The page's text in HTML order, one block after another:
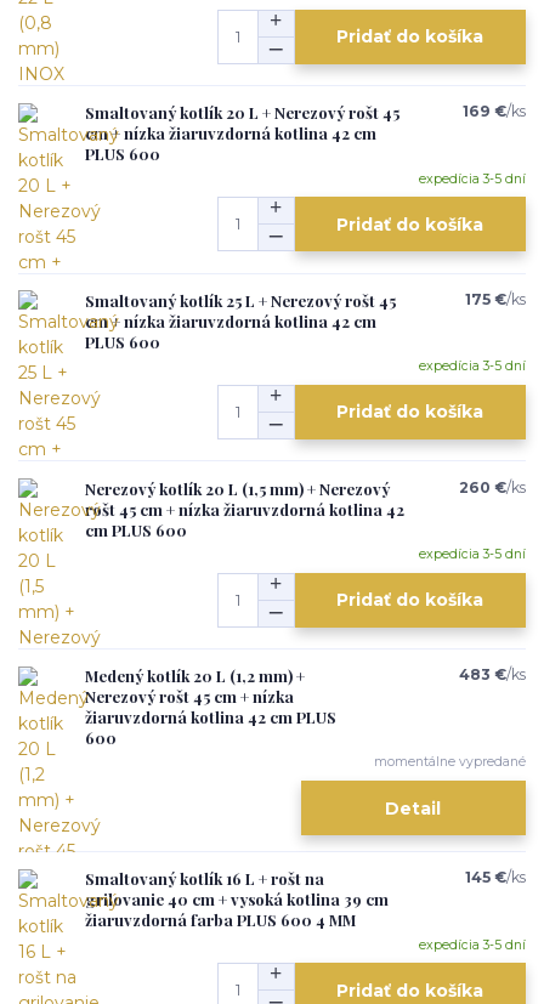
Pridať do košíka
Smaltovaný kotlík 20 L + Nerezový rošt 45
cm + nízka žiaruvzdorná kotlina 42 cm
PLUS 600
169 €/ks
expedícia 3-5 dní
Pridať do košíka
Smaltovaný kotlík 25 L + Nerezový rošt 45
cm + nízka žiaruvzdorná kotlina 42 cm
PLUS 600
175 €/ks
expedícia 3-5 dní
Pridať do košíka
Nerezový kotlík 20 L (1,5 mm) + Nerezový
rošt 45 cm + nízka žiaruvzdorná kotlina 42
cm PLUS 600
260 €/ks
expedícia 3-5 dní
Pridať do košíka
Medený kotlík 20 L (1,2 mm) +
Nerezový rošt 45 cm + nízka
žiaruvzdorná kotlina 42 cm PLUS
600
483 €/ks
momentálne vypredané
Detail
Smaltovaný kotlík 16 L + rošt na
grilovanie 40 cm + vysoká kotlina 39 cm
žiaruvzdorná farba PLUS 600 4 MM
145 €/ks
expedícia 3-5 dní
Pridať do košíka